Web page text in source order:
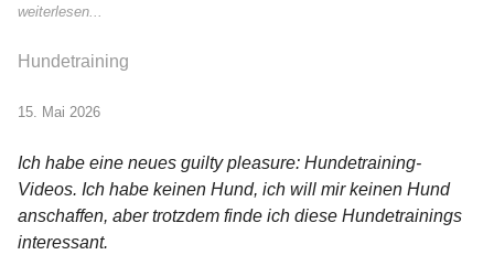
weiterlesen...
Hundetraining
15. Mai 2026
Ich habe eine neues guilty pleasure: Hundetraining-
Videos. Ich habe keinen Hund, ich will mir keinen Hund
anschaffen, aber trotzdem finde ich diese Hundetrainings
interessant.